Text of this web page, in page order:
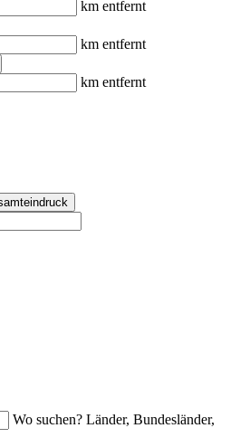
km entfernt
km entfernt
km entfernt
Wo suchen? Länder, Bundesländer,